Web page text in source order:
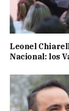
Leonel
Nacional: los